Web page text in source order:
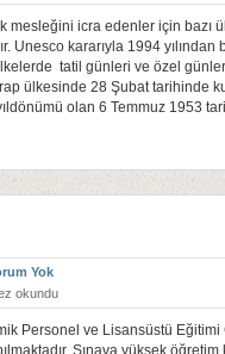
mesleğini icra edenler için bazı
Unesco kararıyla 1994
tatil günleri ve özel
ülkesinde 28 Şubat tarihinde
olan 6 Temmuz 1953
Yok
okundu
Personel ve Lisansüstü Eğitimi
Sınava yüksek